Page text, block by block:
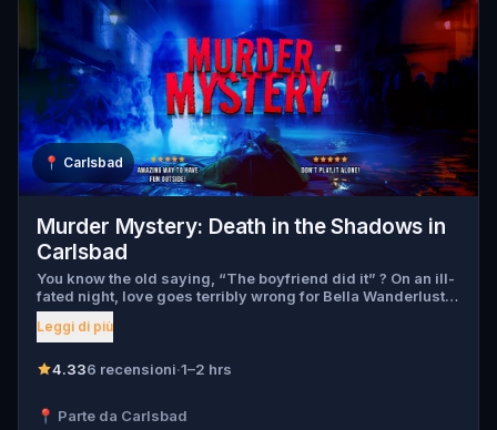
📍 Carlsbad
Murder Mystery: Death in the Shadows in
Carlsbad
You know the old saying, “The boyfriend did it” ? On an ill-
fated night, love goes terribly wrong for Bella Wanderlust
and Walter Bridges . Bella, a famous travel blogger, was
found dead during a ghost tour led by the theatrical Percy
Walter, the obsessed boyfriend? Percy, the ghost tour
suspects, and expose the real murderer before they strike
Leggi di più
4.336 recensioni·1–2 hrs
📍 Parte da Carlsbad